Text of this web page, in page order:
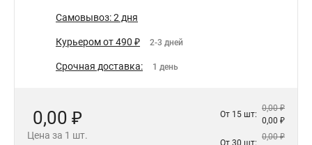
Самовывоз: 2 дня
Курьером от 490 ₽ 2-3 дней
Срочная доставка: 1 день
0,00 ₽
Цена за 1 шт.
От 15 шт:
0,00 ₽
0,00 ₽
От 30 шт:
0,00 ₽